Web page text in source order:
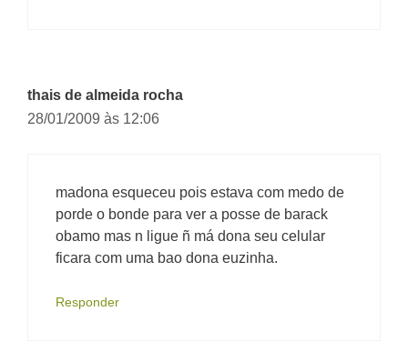
thais de almeida rocha
28/01/2009 às 12:06
madona esqueceu pois estava com medo de
porde o bonde para ver a posse de barack
obamo mas n ligue ñ má dona seu celular
ficara com uma bao dona euzinha.
Responder